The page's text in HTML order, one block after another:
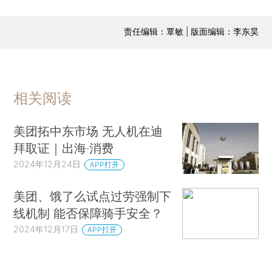
责任编辑：覃敏 | 版面编辑：李东昊
相关阅读
美团拓中东市场 无人机在迪
拜取证｜出海·消费
2024年12月24日 APP打开
美团、饿了么试点过劳强制下
线机制 能否保障骑手安全？
2024年12月17日 APP打开